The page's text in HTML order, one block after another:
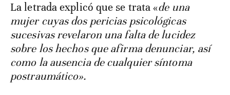
La letrada explicó que se trata «de una
mujer cuyas dos pericias psicológicas
sucesivas revelaron una falta de lucidez
sobre los hechos que afirma denunciar, así
como la ausencia de cualquier síntoma
postraumático».